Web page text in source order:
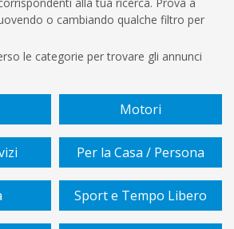
o cambiando qualche filtro per
le categorie per trovare gli annunci
Motori
Per la Casa / Persona
Sport e Tempo Libero